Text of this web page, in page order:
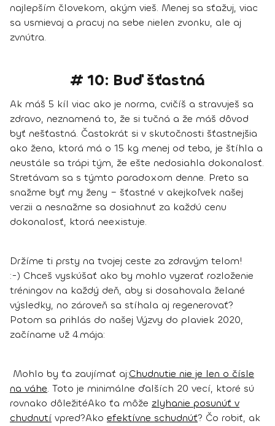
najlepším človekom, akým vieš. Menej sa sťažuj, viac
sa usmievaj a pracuj na sebe nielen zvonku, ale aj
zvnútra.
# 10: Buď šťastná
Ak máš 5 kíl viac ako je norma, cvičíš a stravuješ sa
zdravo, neznamená to, že si tučná a že máš dôvod
byť nešťastná. Častokrát si v skutočnosti šťastnejšia
ako žena, ktorá má o 15 kg menej od teba, je štíhla a
neustále sa trápi tým, že ešte nedosiahla dokonalosť.
Stretávam sa s týmto paradoxom denne. Preto sa
snažme byť my ženy – šťastné v akejkoľvek našej
verzii a nesnažme sa dosiahnuť za každú cenu
dokonalosť, ktorá neexistuje.
Držíme ti prsty na tvojej ceste za zdravým telom!
:-) Chceš vyskúšať ako by mohlo vyzerať rozloženie
tréningov na každý deň, aby si dosahovala želané
výsledky, no zároveň sa stíhala aj regenerovať?
Potom sa prihlás do našej Výzvy do plaviek 2020,
začíname už 4.mája:
Mohlo by ťa zaujímať aj:Chudnutie nie je len o čísle
na váhe. Toto je minimálne ďalších 20 vecí, ktoré sú
rovnako dôležitéAko ťa môže zlyhanie posunúť v
chudnutí vpred?Ako efektívne schudnúť? Čo robiť, ak